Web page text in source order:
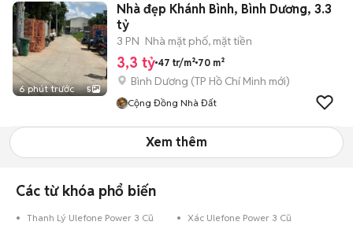
6 phút trước 5
Nhà đẹp Khánh Bình, Bình Dương, 3.3
tỷ
3 PN Nhà mặt phố, mặt tiền
3,3 tỷ 47 tr/m² 70 m²
Bình Dương (TP Hồ Chí Minh mới)
Cộng Đồng Nhà Đất
Xem thêm
Các từ khóa phổ biến
Thanh Lý Ulefone Power 3 Cũ
Xác Ulefone Power 3 Cũ